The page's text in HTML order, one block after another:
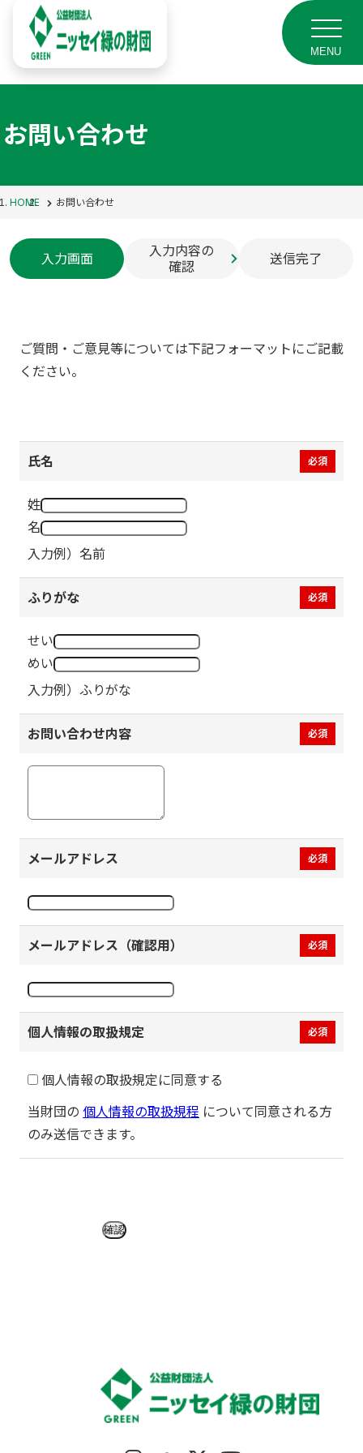
MENU
お問い合わせ
HOME お問い合わせ
入力画面
入力内容の
確認
送信完了
ご質問・ご意見等については下記フォーマットにご記載
ください。
氏名 必須
姓
名
入力例）名前
ふりがな 必須
せい
めい
入力例）ふりがな
お問い合わせ内容 必須
メールアドレス 必須
メールアドレス（確認用） 必須
個人情報の取扱規定 必須
個人情報の取扱規定に同意する
当財団の 個人情報の取扱規程 について同意される方
のみ送信できます。
確認